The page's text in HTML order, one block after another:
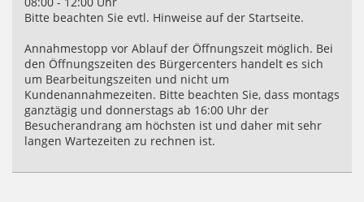
Bitte beachten Sie evtl. Hinweise auf der Startseite.
Annahmestopp vor Ablauf der Öffnungszeit möglich. Bei
den Öffnungszeiten des Bürgercenters handelt es sich
um Bearbeitungszeiten und nicht um
Kundenannahmezeiten. Bitte beachten Sie, dass montags
ganztägig und donnerstags ab 16:00 Uhr der
Besucherandrang am höchsten ist und daher mit sehr
langen Wartezeiten zu rechnen ist.